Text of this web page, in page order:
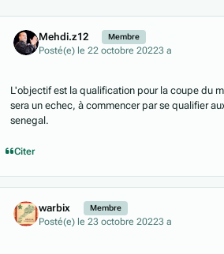
Mehdi.z12 Membre
Posté(e) le 22 octobre 20223 a
L'objectif est la qualification pour la coupe du
sera un echec, à commencer par se qualifier
senegal.
Citer
warbix Membre
Posté(e) le 23 octobre 20223 a